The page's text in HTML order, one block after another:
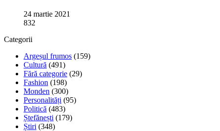
24 martie 2021
832
Categorii
Argeșul frumos (159)
Cultură (491)
Fără categorie (29)
Fashion (198)
Monden (300)
Personalități (95)
Politică (483)
Ștefănești (179)
Știri (348)